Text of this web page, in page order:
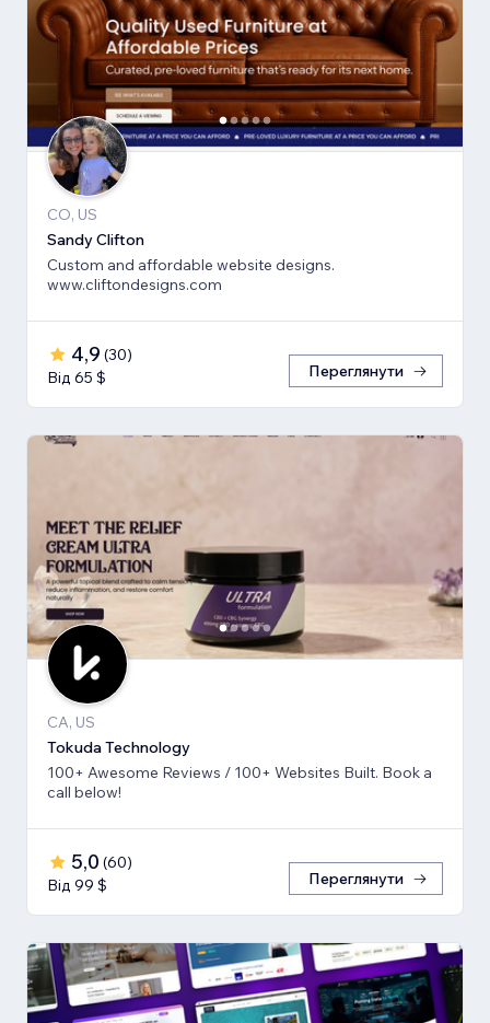
CO, US
Sandy Clifton
Custom and affordable website designs.
www.cliftondesigns.com
4,9 (30)
Від 65 $
Переглянути
CA, US
Tokuda Technology
100+ Awesome Reviews / 100+ Websites Built. Book a
call below!
5,0 (60)
Від 99 $
Переглянути